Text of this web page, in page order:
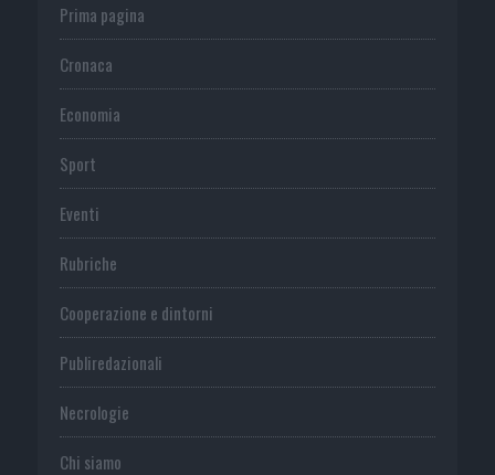
Prima pagina
Cronaca
Economia
Sport
Eventi
Rubriche
Cooperazione e dintorni
Publiredazionali
Necrologie
Chi siamo